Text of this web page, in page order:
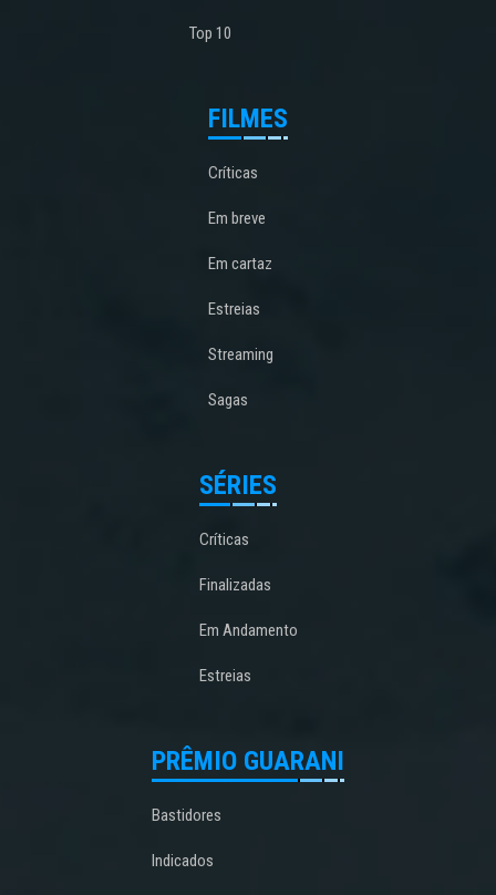
Top 10
FILMES
Críticas
Em breve
Em cartaz
Estreias
Streaming
Sagas
SÉRIES
Críticas
Finalizadas
Em Andamento
Estreias
PRÊMIO GUARANI
Bastidores
Indicados